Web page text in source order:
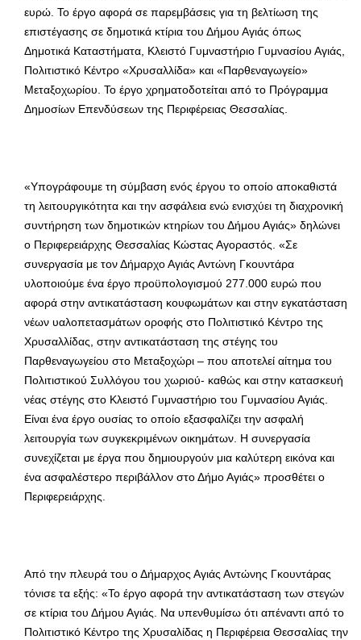
ευρώ. Το έργο αφορά σε παρεμβάσεις για τη βελτίωση της
επιστέγασης σε δημοτικά κτίρια του Δήμου Αγιάς όπως
Δημοτικά Καταστήματα, Κλειστό Γυμναστήριο Γυμνασίου Αγιάς,
Πολιτιστικό Κέντρο «Χρυσαλλίδα» και «Παρθεναγωγείο»
Μεταξοχωρίου. Το έργο χρηματοδοτείται από το Πρόγραμμα
Δημοσίων Επενδύσεων της Περιφέρειας Θεσσαλίας.
«Υπογράφουμε τη σύμβαση ενός έργου το οποίο αποκαθιστά
τη λειτουργικότητα και την ασφάλεια ενώ ενισχύει τη διαχρονική
συντήρηση των δημοτικών κτηρίων του Δήμου Αγιάς» δηλώνει
ο Περιφερειάρχης Θεσσαλίας Κώστας Αγοραστός. «Σε
συνεργασία με τον Δήμαρχο Αγιάς Αντώνη Γκουντάρα
υλοποιούμε ένα έργο προϋπολογισμού 277.000 ευρώ που
αφορά στην αντικατάσταση κουφωμάτων και στην εγκατάσταση
νέων υαλοπετασμάτων οροφής στο Πολιτιστικό Κέντρο της
Χρυσαλλίδας, στην αντικατάσταση της στέγης του
Παρθεναγωγείου στο Μεταξοχώρι – που αποτελεί αίτημα του
Πολιτιστικού Συλλόγου του χωριού- καθώς και στην κατασκευή
νέας στέγης στο Κλειστό Γυμναστήριο του Γυμνασίου Αγιάς.
Είναι ένα έργο ουσίας το οποίο εξασφαλίζει την ασφαλή
λειτουργία των συγκεκριμένων οικημάτων. Η συνεργασία
συνεχίζεται με έργα που δημιουργούν μια καλύτερη εικόνα και
ένα ασφαλέστερο περιβάλλον στο Δήμο Αγιάς» προσθέτει ο
Περιφερειάρχης.
Από την πλευρά του ο Δήμαρχος Αγιάς Αντώνης Γκουντάρας
τόνισε τα εξής: «Το έργο αφορά την αντικατάσταση των στεγών
σε κτίρια του Δήμου Αγιάς. Να υπενθυμίσω ότι απέναντι από το
Πολιτιστικό Κέντρο της Χρυσαλίδας η Περιφέρεια Θεσσαλίας την